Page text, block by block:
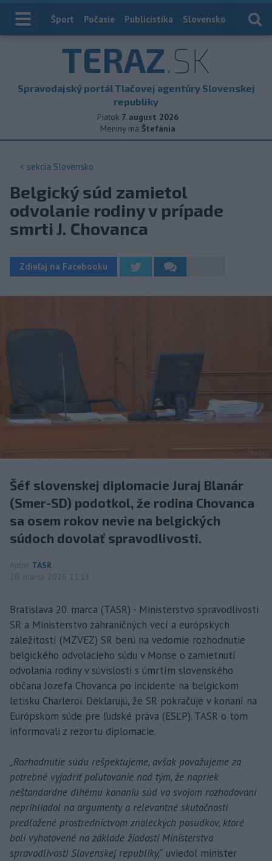
Index
Šport Počasie Publicistika Slovensko
TERAZ.SK
Spravodajský portál Tlačovej agentúry Slovenskej
republiky
Piatok 7. august 2026
Meniny má Štefánia
< sekcia Slovensko
Belgický súd zamietol
odvolanie rodiny v prípade
smrti J. Chovanca
Zdieľaj na Facebooku
Šéf slovenskej diplomacie Juraj Blanár
(Smer-SD) podotkol, že rodina Chovanca
sa osem rokov nevie na belgických
súdoch dovolať spravodlivosti.
Autor TASR
20. marca 2026 11:13
Bratislava 20. marca (TASR) - Ministerstvo spravodlivosti
SR a Ministerstvo zahraničných vecí a európskych
záležitostí (MZVEZ) SR berú na vedomie rozhodnutie
belgického odvolacieho súdu v Monse o zamietnutí
odvolania rodiny v súvislosti s úmrtím slovenského
občana Jozefa Chovanca po incidente na belgickom
letisku Charleroi. Deklarujú, že SR pokračuje v konaní na
Európskom súde pre ľudské práva (ESĽP). TASR o tom
informovali z rezortu diplomacie.
„Rozhodnutie súdu rešpektujeme, avšak považujeme za
potrebné vyjadriť poľutovanie nad tým, že napriek
neštandardne dlhému konaniu súd vo svojom rozhodovaní
neprihliadol na argumenty a relevantné skutočnosti
predložené prostredníctvom znaleckých posudkov, ktoré
boli vyhotovené na základe žiadosti Ministerstva
spravodlivosti Slovenskej republiky,“ uviedol minister